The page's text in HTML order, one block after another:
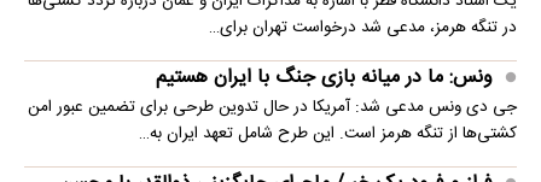
در تنگه هرمز، مدعی شد درخواست تهران برای…
ونس: ما در میانه بازی جنگ با ایران هستیم
جی دی ونس مدعی شد: آمریکا در حال تدوین طرحی برای تضمین عبور امن
کشتی‌ها از تنگه هرمز است. این طرح شامل تعهد ایران به…